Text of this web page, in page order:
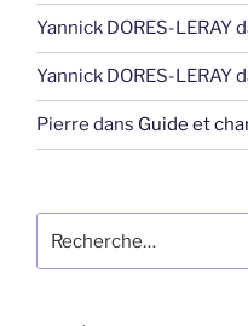
Yannick DORES-LERAY
Yannick DORES-LERAY
Pierre dans Guide et
pour